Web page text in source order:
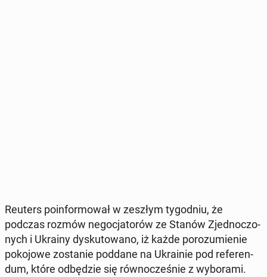
Reuters po­in­for­mo­wał w zeszłym ty­go­dniu, że
podczas rozmów ne­go­cja­to­rów ze Stanów Zjed­no­czo­
nych i Ukrainy dys­ku­to­wa­no, iż każde po­ro­zu­mie­nie
po­ko­jo­we zo­sta­nie poddane na Ukra­inie pod re­fe­ren­
dum, które od­bę­dzie się rów­no­cze­śnie z wy­bo­ra­mi.